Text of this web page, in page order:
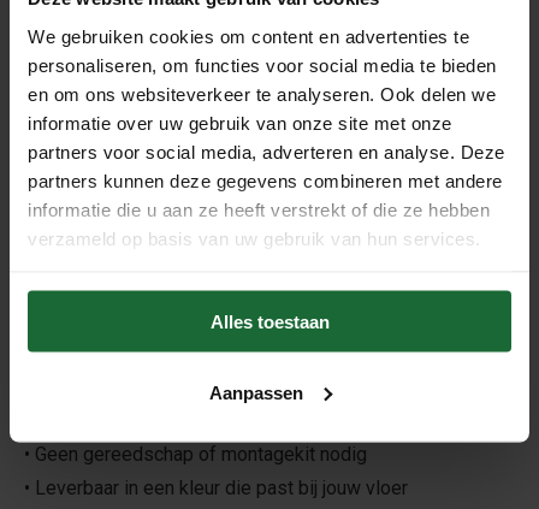
We gebruiken cookies om content en advertenties te
personaliseren, om functies voor social media te bieden
en om ons websiteverkeer te analyseren. Ook delen we
informatie over uw gebruik van onze site met onze
partners voor social media, adverteren en analyse. Deze
partners kunnen deze gegevens combineren met andere
informatie die u aan ze heeft verstrekt of die ze hebben
verzameld op basis van uw gebruik van hun services.
Alles toestaan
Aanpassen
•Inhoud:Set van 10 stuks
•Binnendiameter:17 mm
•Buitendiameter:55 mm
•Bevestiging:Zelfklevend – zonder gereedschap te
plaatsen
•Toepassing: Afwerking rond buisdoorvoeren
•Geschikt voor:Vloeren met hout- of steenmotief
• Zorgt voor een nette, professionele look bij
verwarmingsbuizen
• Eenvoudig te monteren dankzij de zelfklevende
• Geen gereedschap of montagekit nodig
• Leverbaar in een kleur die past bij jouw vloer